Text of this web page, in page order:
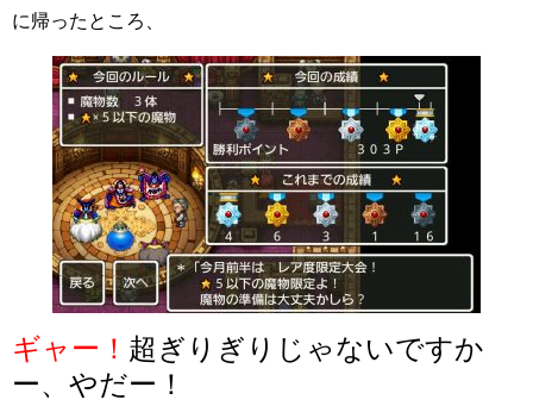
に帰ったところ、
ギャー！ 超ぎりぎりじゃないですか
ー、やだー！